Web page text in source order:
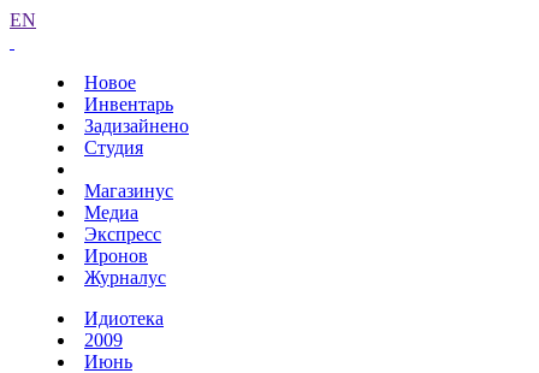
EN
Новое
Инвентарь
Задизайнено
Студия
Магазинус
Медиа
Экспресс
Иронов
Журналус
Идиотека
2009
Июнь